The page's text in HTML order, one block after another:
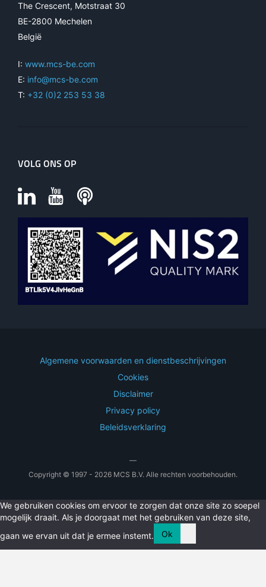
The Crescent, Motstraat 30
BE-2800 Mechelen
België
I: www.mcs-be.com
E: info@mcs-be.com
T: +32 (0)2 253 53 38
VOLG ONS OP
Algemene voorwaarden en dienstbeschrijvingen
Cookies
Disclaimer
Privacy policy
Beleidsverklaring
—
Copyright © 1997 - 2026 MCS B.V. Alle rechten voorbehouden.
We gebruiken cookies om ervoor te zorgen dat onze site zo soepel
mogelijk draait. Als je doorgaat met het gebruiken van deze site,
gaan we ervan uit dat je ermee instemt.
Ok